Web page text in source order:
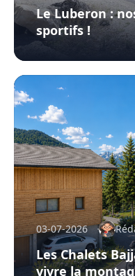
Le Luberon :
sportifs !
03-07-2026
Les Chalets
vivre la